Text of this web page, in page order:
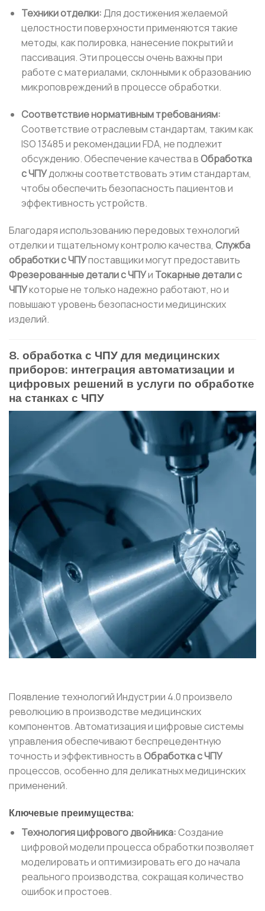
Техники отделки:Для достижения желаемой
целостности поверхности применяются такие
методы, как полировка, нанесение покрытий и
пассивация. Эти процессы очень важны при
работе с материалами, склонными к образованию
микроповреждений в процессе обработки.
Соответствие нормативным требованиям:
Соответствие отраслевым стандартам, таким как
ISO 13485 и рекомендации FDA, не подлежит
обсуждению. Обеспечение качества вОбработка
с ЧПУдолжны соответствовать этим стандартам,
чтобы обеспечить безопасность пациентов и
эффективность устройств.
Благодаря использованию передовых технологий
отделки и тщательному контролю качества, Служба
обработки с ЧПУпоставщики могут предоставить
Фрезерованные детали с ЧПУи Токарные детали с
ЧПУкоторые не только надежно работают, но и
повышают уровень безопасности медицинских
изделий.
8. обработка с ЧПУ для медицинских
приборов: интеграция автоматизации и
цифровых решений в услуги по обработке
на станках с ЧПУ
Появление технологий Индустрии 4.0 произвело
революцию в производстве медицинских
компонентов. Автоматизация и цифровые системы
управления обеспечивают беспрецедентную
точность и эффективность вОбработка с ЧПУ
процессов, особенно для деликатных медицинских
применений.
Ключевые преимущества:
Технология цифрового двойника:Создание
цифровой модели процесса обработки позволяет
моделировать и оптимизировать его до начала
реального производства, сокращая количество
ошибок и простоев.